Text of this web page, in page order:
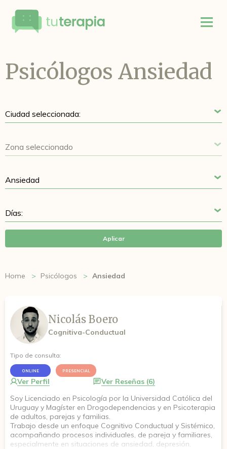
Psicólogos Ansiedad
Aplicar
Home Psicólogos Ansiedad
Nicolás Boero
Cognitiva-Conductual
Tipo de consulta:
ONLINE PRESENCIAL
Ver Perfil
Ver Reseñas (6)
Soy Licenciado en Psicología por la Universidad Católica del
Uruguay y Magíster en Drogodependencias y en Psicoterapia
de adultos, parejas y familias.
Trabajo desde un enfoque Cognitivo Conductual y Sistémico,
acompañando procesos individuales, de pareja y familiares,
especialmente en situaciones de ansiedad, depresión,